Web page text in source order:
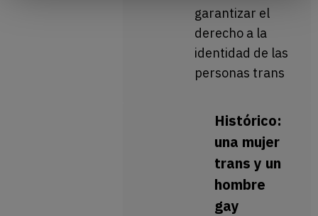
garantizar el
derecho a la
identidad de las
personas trans
Histórico:
una mujer
trans y un
hombre
gay